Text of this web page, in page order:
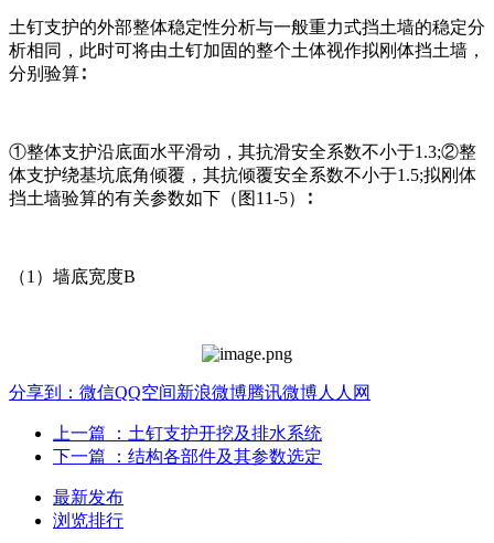
土钉支护的外部整体稳定性分析与一般重力式挡土墙的稳定分
析相同，此时可将由土钉加固的整个土体视作拟刚体挡土墙，
分别验算∶
①整体支护沿底面水平滑动，其抗滑安全系数不小于1.3;②整
体支护绕基坑底角倾覆，其抗倾覆安全系数不小于1.5;拟刚体
挡土墙验算的有关参数如下（图11-5）∶
（1）墙底宽度B
分享到： 微信QQ空间新浪微博腾讯微博人人网
上一篇
：土钉支护开挖及排水系统
下一篇
：结构各部件及其参数选定
最新发布
浏览排行